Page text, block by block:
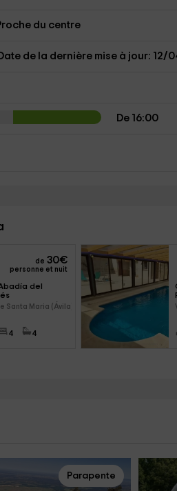
du centre
Date de la dernière mise à jour: 12/
De 16:00
de 30€
personne et nuit
del
Santa Maria (Ávila)
4 4
Parapente